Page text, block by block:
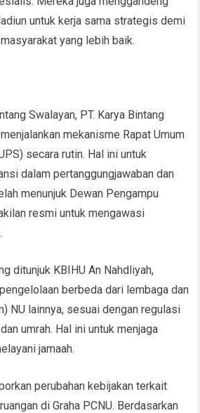
untuk kerja sama strategis demi
yang lebih baik.
Swalayan, PT. Karya Bintang
mekanisme Rapat Umum
secara rutin. Hal ini untuk
dalam pertanggungjawaban dan
menunjuk Dewan Pengampu
resmi untuk mengawasi
ditunjuk KBIHU An Nahdliyah,
berbeda dari lembaga dan
NU lainnya, sesuai dengan regulasi
umrah. Hal ini untuk menjaga
jamaah.
perubahan kebijakan terkait
di Graha PCNU. Berdasarkan